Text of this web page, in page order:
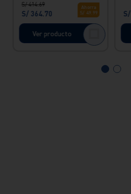
Papelera y Toallero
de barra.
S/ 414.69
S/ 364.70
Ahorra
S/ 49. 99
Ver producto
S/